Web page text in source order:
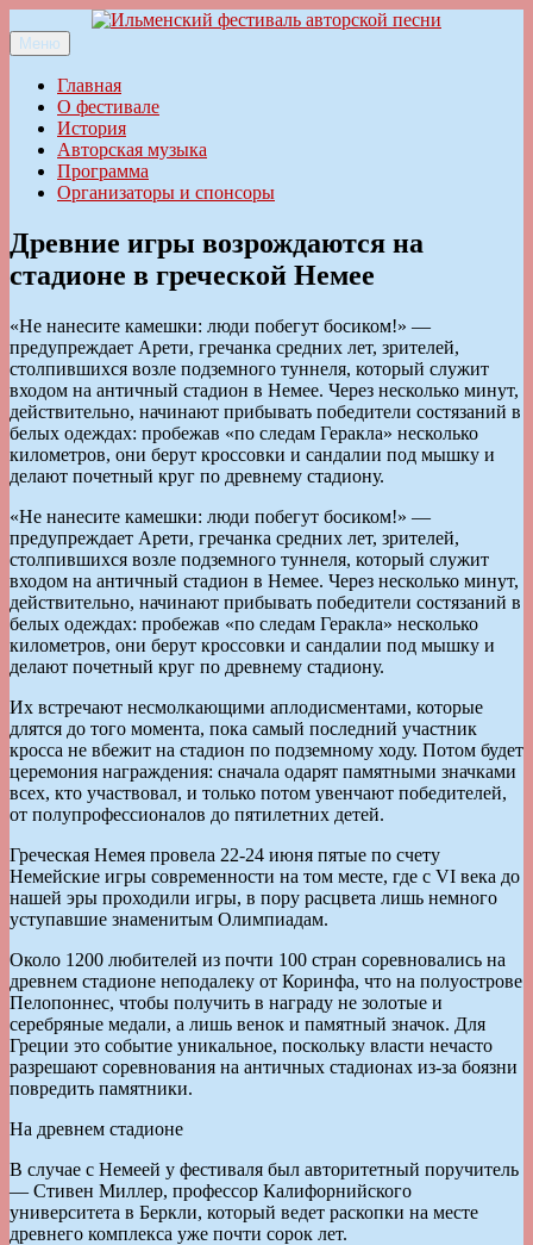
к
содержимому
Ильменский фестиваль авторской песни
Меню
Главная
О фестивале
История
Авторская музыка
Программа
Организаторы и спонсоры
Древние игры возрождаются на
стадионе в греческой Немее
«Не нанесите камешки: люди побегут босиком!» —
предупреждает Арети, гречанка средних лет, зрителей,
столпившихся возле подземного туннеля, который служит
входом на античный стадион в Немее. Через несколько минут,
действительно, начинают прибывать победители состязаний в
белых одеждах: пробежав «по следам Геракла» несколько
километров, они берут кроссовки и сандалии под мышку и
делают почетный круг по древнему стадиону.
«Не нанесите камешки: люди побегут босиком!» —
предупреждает Арети, гречанка средних лет, зрителей,
столпившихся возле подземного туннеля, который служит
входом на античный стадион в Немее. Через несколько минут,
действительно, начинают прибывать победители состязаний в
белых одеждах: пробежав «по следам Геракла» несколько
километров, они берут кроссовки и сандалии под мышку и
делают почетный круг по древнему стадиону.
Их встречают несмолкающими аплодисментами, которые
длятся до того момента, пока самый последний участник
кросса не вбежит на стадион по подземному ходу. Потом будет
церемония награждения: сначала одарят памятными значками
всех, кто участвовал, и только потом увенчают победителей,
от полупрофессионалов до пятилетних детей.
Греческая Немея провела 22-24 июня пятые по счету
Немейские игры современности на том месте, где с VI века до
нашей эры проходили игры, в пору расцвета лишь немного
уступавшие знаменитым Олимпиадам.
Около 1200 любителей из почти 100 стран соревновались на
древнем стадионе неподалеку от Коринфа, что на полуострове
Пелопоннес, чтобы получить в награду не золотые и
серебряные медали, а лишь венок и памятный значок. Для
Греции это событие уникальное, поскольку власти нечасто
разрешают соревнования на античных стадионах из-за боязни
повредить памятники.
На древнем стадионе
В случае с Немеей у фестиваля был авторитетный поручитель
— Стивен Миллер, профессор Калифорнийского
университета в Беркли, который ведет раскопки на месте
древнего комплекса уже почти сорок лет.